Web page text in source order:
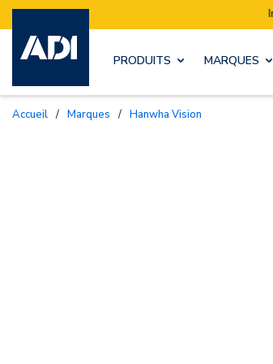
Information | Déménagement de notre stock :
PRODUITS MARQUES
Accueil / Marques / Hanwha Vision